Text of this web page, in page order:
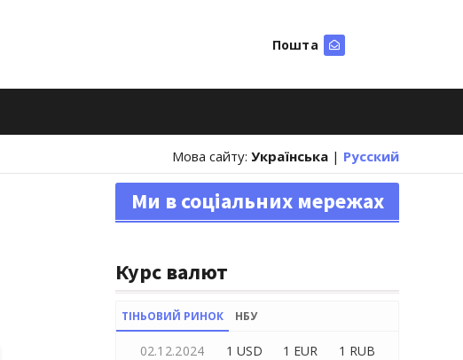
Пошта
Мова сайту: Українська | Русский
Ми в соціальних мережах
Курс валют
ТІНЬОВИЙ РИНОК НБУ
02.12.2024 1 USD 1 EUR 1 RUB